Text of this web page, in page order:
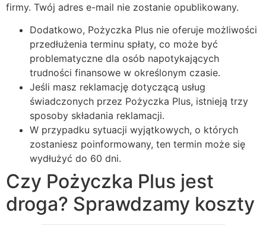
firmy. Twój adres e-mail nie zostanie opublikowany.
Dodatkowo, Pożyczka Plus nie oferuje możliwości
przedłużenia terminu spłaty, co może być
problematyczne dla osób napotykających
trudności finansowe w określonym czasie.
Jeśli masz reklamację dotyczącą usług
świadczonych przez Pożyczka Plus, istnieją trzy
sposoby składania reklamacji.
W przypadku sytuacji wyjątkowych, o których
zostaniesz poinformowany, ten termin może się
wydłużyć do 60 dni.
Czy Pożyczka Plus jest
droga? Sprawdzamy koszty